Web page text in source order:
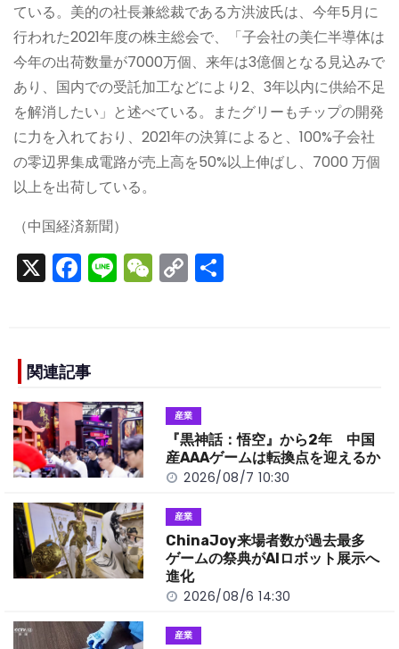
ている。美的の社長兼総裁である方洪波氏は、今年5月に
行われた2021年度の株主総会で、「子会社の美仁半導体は
今年の出荷数量が7000万個、来年は3億個となる見込みで
あり、国内での受託加工などにより2、3年以内に供給不足
を解消したい」と述べている。またグリーもチップの開発
に力を入れており、2021年の決算によると、100%子会社
の零辺界集成電路が売上高を50%以上伸ばし、7000 万個
以上を出荷している。
（中国経済新聞）
X F
a
e
b
o
o
k
Li
n
W
e
C
o
n
k
関連記事
産業
『黒神話：悟空』から2年 中国
産AAAゲームは転換点を迎えるか
2026/08/7 10:30
産業
ChinaJoy来場者数が過去最多
ゲームの祭典がAIロボット展示へ
進化
2026/08/6 14:30
産業